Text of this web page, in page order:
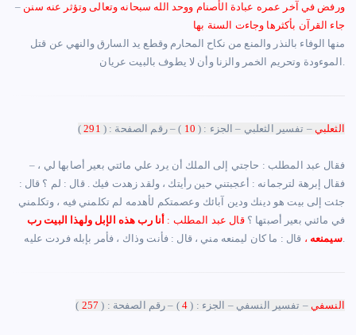
– ورفض في آخر عمره عبادة الأصنام ووحد الله سبحانه وتعالى وتؤثر عنه سنن
جاء القرآن بأكثرها وجاءت السنة بها
منها الوفاء بالنذر والمنع من نكاح المحارم وقطع يد السارق والنهي عن قتل
الموءودة وتحريم الخمر والزنا وأن لا يطوف بالبيت عريان.
الثعلبي – تفسير الثعلبي – الجزء : ( 10 ) – رقم الصفحة : ( 291
)
– ‏فقال عبد المطلب : حاجتي إلى الملك أن يرد علي مائتي بعير أصابها لي ،
فقال إبرهة لترجمانه : أعجبتني حين رأيتك ، ولقد زهدت فيك . قال : لم ؟ قال :
جئت إلى بيت هو دينك ودين آبائك وعصمتكم لأهدمه لم تكلمني فيه ، وتكلمني
في مائني بعير أصبتها ؟قال عبد المطلب : أنا رب هذه الإبل ولهذا البيت رب
سيمنعه ، قال : ما كان ليمنعه مني ، قال : فأنت وذاك ، فأمر بإبله فردت عليه.
النسفي– تفسير النسفي – الجزء : ( 4 ) – رقم الصفحة : ( 257
)